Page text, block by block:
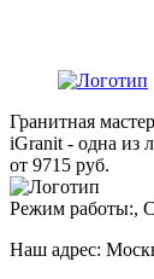
Гранитная
iGranit - одна из
от 9715 руб.
Режим работы:,
Наш адрес: